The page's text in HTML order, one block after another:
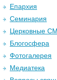
Епархия
Семинария
Церковные
Блогосфера
Фотогалерея
Медиатека